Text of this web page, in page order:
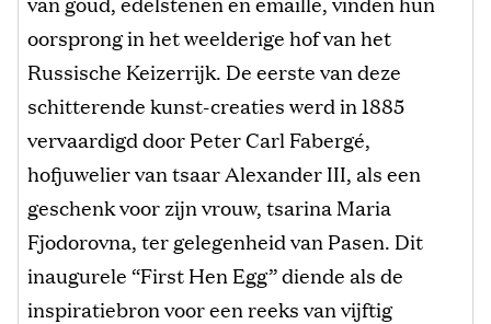
oorsprong in het weelderige hof van het
Russische Keizerrijk. De eerste van deze
schitterende kunst-creaties werd in 1885
vervaardigd door Peter Carl Fabergé,
hofjuwelier van tsaar Alexander III, als een
geschenk voor zijn vrouw, tsarina Maria
Fjodorovna, ter gelegenheid van Pasen. Dit
inaugurele “First Hen Egg” diende als de
inspiratiebron voor een reeks van vijftig